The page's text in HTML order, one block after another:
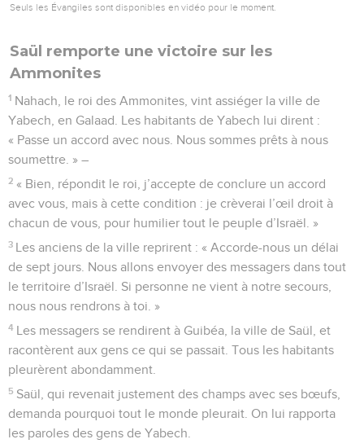
Seuls les Évangiles sont disponibles en vidéo pour le moment.
Saül remporte une victoire sur les
Ammonites
1 Nahach, le roi des Ammonites, vint assiéger la ville de
Yabech, en Galaad. Les habitants de Yabech lui dirent :
« Passe un accord avec nous. Nous sommes prêts à nous
soumettre. » –
2 « Bien, répondit le roi, j’accepte de conclure un accord
avec vous, mais à cette condition : je crèverai l’œil droit à
chacun de vous, pour humilier tout le peuple d’Israël. »
3 Les anciens de la ville reprirent : « Accorde-nous un délai
de sept jours. Nous allons envoyer des messagers dans tout
le territoire d’Israël. Si personne ne vient à notre secours,
nous nous rendrons à toi. »
4 Les messagers se rendirent à Guibéa, la ville de Saül, et
racontèrent aux gens ce qui se passait. Tous les habitants
pleurèrent abondamment.
5 Saül, qui revenait justement des champs avec ses bœufs,
demanda pourquoi tout le monde pleurait. On lui rapporta
les paroles des gens de Yabech.